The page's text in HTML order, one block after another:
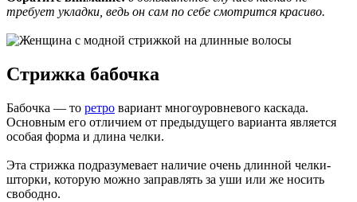
требует укладки, ведь он сам по себе смотрится красиво.
Стрижка бабочка
Бабочка — то ретро вариант многоуровневого каскада.
Основным его отличием от предыдущего варианта является
особая форма и длина челки.
Эта стрижка подразумевает наличие очень длинной челки-
шторки, которую можно заправлять за уши или же носить
свободно.